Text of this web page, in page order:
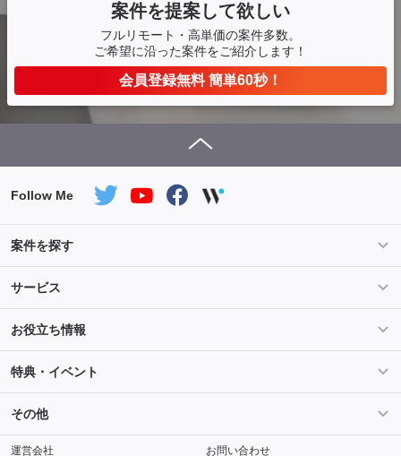
案件を提案して欲しい
フルリモート・高単価の案件多数。
ご希望に沿った案件をご紹介します！
会員登録無料 簡単60秒！
Follow Me
案件を探す
条件を指定して案件を探す
Salesforce案件特集 AWS案件特集
サービス
サービス紹介
ご登録から参画までの流れ フリーランスの声
お役立ち情報
ライフ
キャリア スキル・テクノロジー
特典・イベント
セミナー
その他
メディアパートナー 採用
運営会社 お問い合わせ